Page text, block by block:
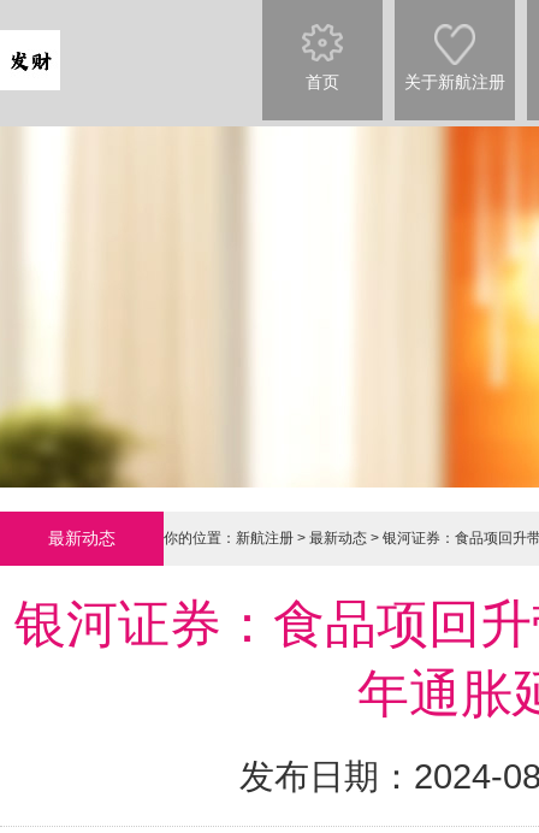
首页 关于新航注册
最新动态 你的位置： 新航注册 > 最新动态 > 银河证券：食品项回升
银河证券：食品项回
年通胀
发布日期：2024-